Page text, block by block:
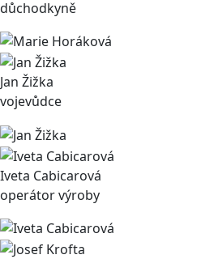
důchodkyně
Jan Žižka
vojevůdce
Iveta Cabicarová
operátor výroby